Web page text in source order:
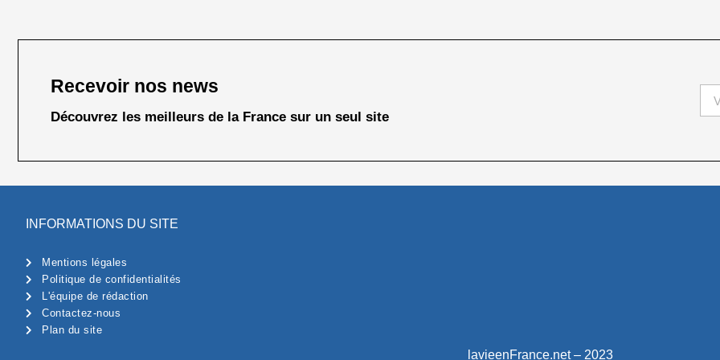
Recevoir nos news
Découvrez les meilleurs de la France sur un seul site
INFORMATIONS DU SITE
Mentions légales
Politique de confidentialités
L'équipe de rédaction
Contactez-nous
Plan du site
lavieenFrance.net – 2023